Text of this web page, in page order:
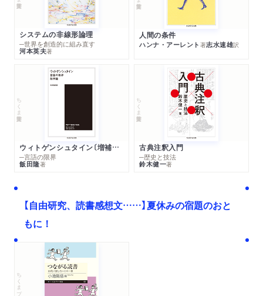
システムの非線形論理
─世界を創造的に組み直す
河本英夫著
人間の条件
ハンナ・アーレント 著志水速雄訳
ちくま学芸文庫
ウィトゲンシュタイン〔増補新版〕
─言語の限界
飯田隆著
ちくま学芸文庫
古典注釈入門
─歴史と技法
鈴木健一著
【自由研究、読書感想文……】夏休みの宿題のおと
もに！
ちくまプリマー新書